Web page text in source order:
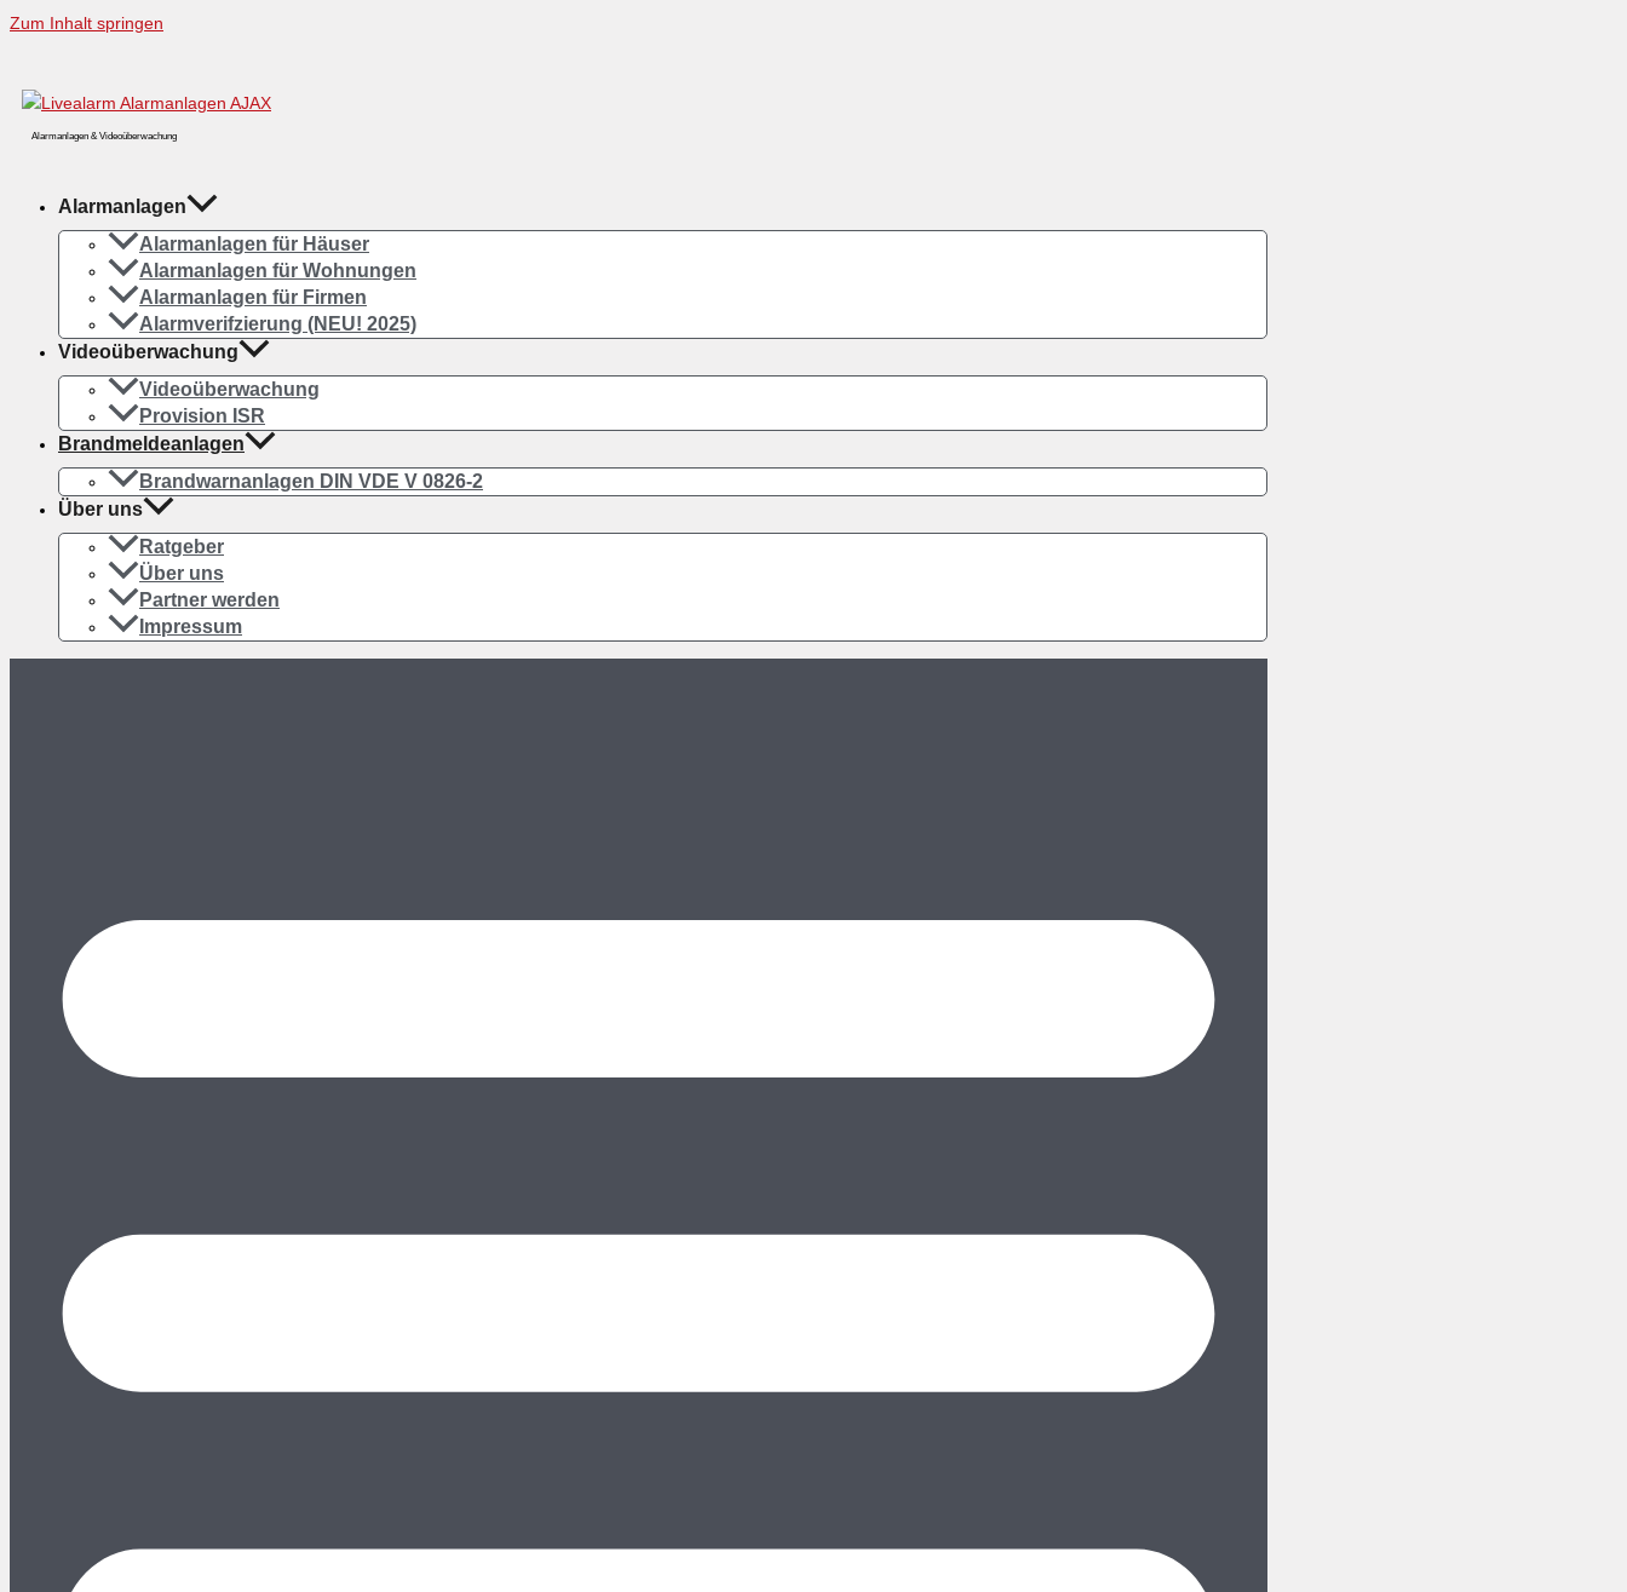
Zum Inhalt springen
Alarmanlagen & Videoüberwachung
Alarmanlagen
Alarmanlagen für Häuser
Alarmanlagen für Wohnungen
Alarmanlagen für Firmen
Alarmverifzierung (NEU! 2025)
Videoüberwachung
Videoüberwachung
Provision ISR
Brandmeldeanlagen
Brandwarnanlagen DIN VDE V 0826-2
Über uns
Ratgeber
Über uns
Partner werden
Impressum